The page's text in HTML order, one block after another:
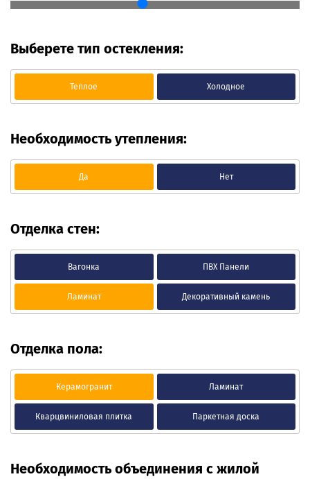
Выберете тип остекления:
Теплое Холодное
Необходимость утепления:
Да Нет
Отделка стен:
Вагонка ПВХ Панели
Ламинат Декоративный камень
Отделка пола:
Керамогранит Ламинат
Кварцвиниловая плитка Паркетная доска
Необходимость объединения с жилой